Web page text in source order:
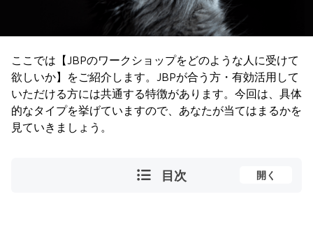
ここでは【JBPのワークショップをどのような人に受けて
欲しいか】をご紹介します。JBPが合う方・有効活用して
いただける方には共通する特徴があります。今回は、具体
的なタイプを挙げていますので、あなたが当てはまるかを
見ていきましょう。
目次 開く